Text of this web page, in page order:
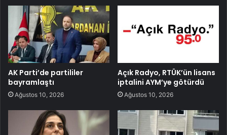
AK Parti’de partililer
bayramlaştı
Ağustos 10, 2026
Açık Radyo, RTÜK’ün lisans
iptalini AYM’ye götürdü
Ağustos 10, 2026